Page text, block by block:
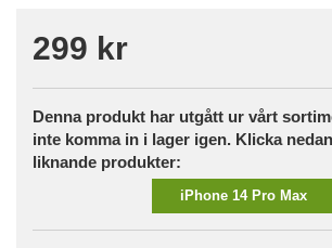
299 kr
Denna produkt har utgått ur vårt
inte komma in i lager igen. Klicka
liknande produkter:
iPhone 14 Pro Max